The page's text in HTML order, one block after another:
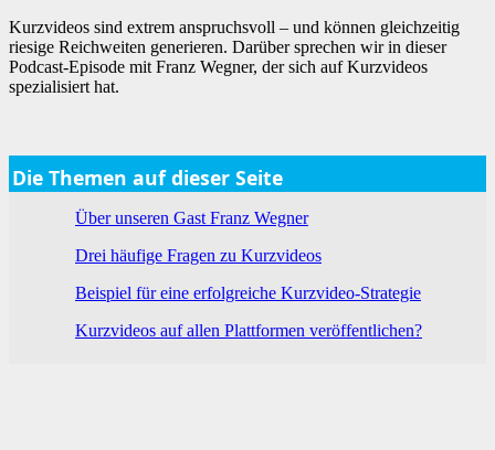
Kurzvideos sind extrem anspruchsvoll – und können gleichzeitig
riesige Reichweiten generieren. Darüber sprechen wir in dieser
Podcast-Episode mit Franz Wegner, der sich auf Kurzvideos
spezialisiert hat.
Die Themen auf dieser Seite
Über unseren Gast Franz Wegner
Drei häufige Fragen zu Kurzvideos
Beispiel für eine erfolgreiche Kurzvideo-Strategie
Kurzvideos auf allen Plattformen veröffentlichen?